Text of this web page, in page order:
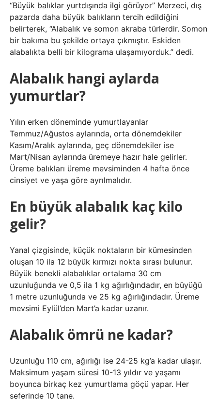
“Büyük balıklar yurtdışında ilgi görüyor” Merzeci, dış
pazarda daha büyük balıkların tercih edildiğini
belirterek, “Alabalık ve somon akraba türlerdir. Somon
bir bakıma bu şekilde ortaya çıkmıştır. Eskiden
alabalıkta belli bir kilograma ulaşamıyorduk.” dedi.
Alabalık hangi aylarda
yumurtlar?
Yılın erken döneminde yumurtlayanlar
Temmuz/Ağustos aylarında, orta dönemdekiler
Kasım/Aralık aylarında, geç dönemdekiler ise
Mart/Nisan aylarında üremeye hazır hale gelirler.
Üreme balıkları üreme mevsiminden 4 hafta önce
cinsiyet ve yaşa göre ayrılmalıdır.
En büyük alabalık kaç kilo
gelir?
Yanal çizgisinde, küçük noktaların bir kümesinden
oluşan 10 ila 12 büyük kırmızı nokta sırası bulunur.
Büyük benekli alabalıklar ortalama 30 cm
uzunluğunda ve 0,5 ila 1 kg ağırlığındadır, en büyüğü
1 metre uzunluğunda ve 25 kg ağırlığındadır. Üreme
mevsimi Eylül’den Mart’a kadar uzanır.
Alabalık ömrü ne kadar?
Uzunluğu 110 cm, ağırlığı ise 24-25 kg’a kadar ulaşır.
Maksimum yaşam süresi 10-13 yıldır ve yaşamı
boyunca birkaç kez yumurtlama göçü yapar. Her
seferinde 10 tane.